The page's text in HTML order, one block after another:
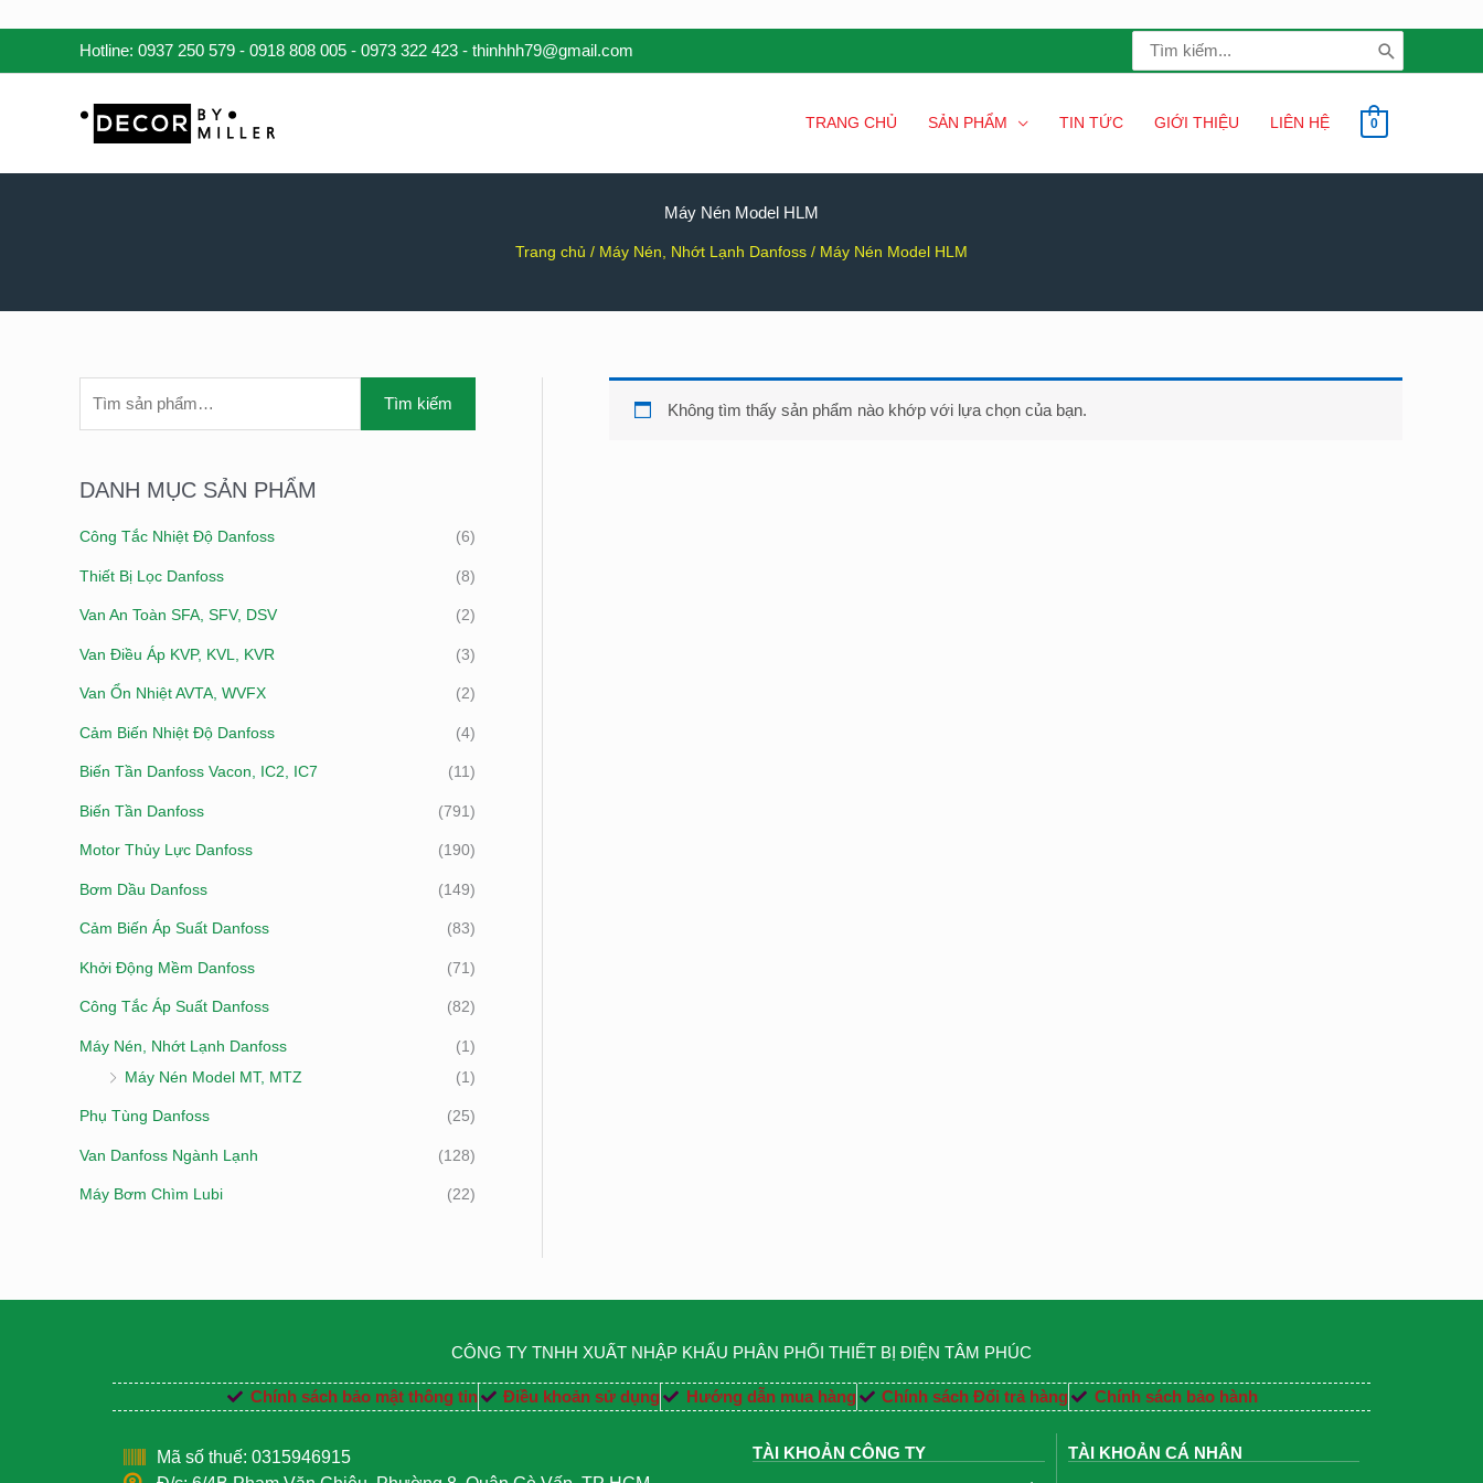
Hotline: 0937 250 579 - 0918 808 005 - 0973 322 423 - thinhhh79@gmail.com
Search
for:
TRANG CHỦ SẢN PHẨM TIN TỨC GIỚI THIỆU LIÊN HỆ 0
Máy Nén Model HLM
Trang chủ / Máy Nén, Nhớt Lạnh Danfoss / Máy Nén Model HLM
K
Ế
M
:
Tìm kiếm
DANH MỤC SẢN PHẨM
Công Tắc Nhiệt Độ Danfoss (6)
Thiết Bị Lọc Danfoss (8)
Van An Toàn SFA, SFV, DSV (2)
Van Điều Áp KVP, KVL, KVR (3)
Van Ổn Nhiệt AVTA, WVFX (2)
Cảm Biến Nhiệt Độ Danfoss (4)
Biến Tần Danfoss Vacon, IC2, IC7 (11)
Biến Tần Danfoss (791)
Motor Thủy Lực Danfoss (190)
Bơm Dầu Danfoss (149)
Cảm Biến Áp Suất Danfoss (83)
Khởi Động Mềm Danfoss (71)
Công Tắc Áp Suất Danfoss (82)
Máy Nén, Nhớt Lạnh Danfoss
(1)
Máy Nén Model MT, MTZ
(1)
Phụ Tùng Danfoss (25)
Van Danfoss Ngành Lạnh (128)
Máy Bơm Chìm Lubi (22)
Không tìm thấy sản phẩm nào khớp với lựa chọn của bạn.
CÔNG TY TNHH XUẤT NHẬP KHẨU PHÂN PHỐI THIẾT BỊ ĐIỆN TÂM PHÚC
Chính sách bảo mật thông tin Điều khoản sử dụng Hướng dẫn mua hàng Chính sách Đổi trả hàng Chính sách bảo hành
Mã số thuế: 0315946915
TÀI KHOẢN CÔNG TY TÀI KHOẢN CÁ NHÂN